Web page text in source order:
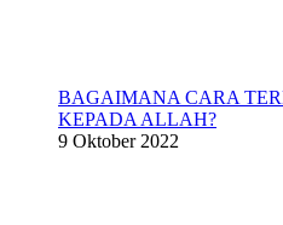
BAGAIMANA CARA
KEPADA ALLAH?
9 Oktober 2022